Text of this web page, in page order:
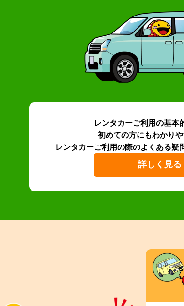
レンタカーご利用の基本
初めての方にもわかりや
レンタカーご利用の際のよくある疑
詳しく見る